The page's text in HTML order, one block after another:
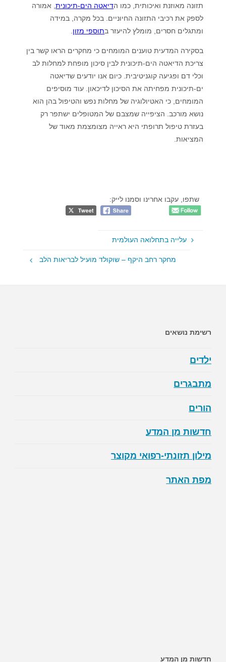
תזונה מאוזנת ואיכותית, כמו הדיאטה הים-תיכונית, אמורה
לספק את רכיבי התזונה החיוניים. בכל מקרה, במידה
ומתגלים חסרים, מומלץ להיעזר בתוספי מזון
בסקירה המדעית טוענים המומחים כי מחקרים הראו קשר בין
צריכת הדיאטה הים-תיכונית לבין סיכון מופחת למחלות לב
וכלי דם ופגיעה קוגניטיבית. כיום אנו יודעים שדיאטה
ים-תיכונית מפחיתה את הסיכון לדיכאון. עוד מוסיפים
המומחים, כי האטיולוגיה של מחלות נפש והטיפול בהן הוא
נושא מורכב. הציפייה שמצבם של המטופלים ישתפר רק
בעזרת טיפול תרופתי היא ראייה מצומצמת מאוד של
המציאות.
שתפו, עקבו אחרינו וסמנו לייק:
עלייה בתחלואה העולמית
מחקר רחב היקף – שוקולד מועיל לבריאות הלב
רשימת נושאים
ילדים
מתבגרים
הורים
חדשות מן המדע
מילון תזונתי-רפואי מקוצר
מפת האתר
חדשות מן המדע